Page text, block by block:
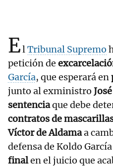
ElTribunal Supremo
petición de
García, que esperará en
junto al exministro
sentenciaque debe
contratos de
Víctor de Aldamaa
defensa de Koldo
finalen el juicio que